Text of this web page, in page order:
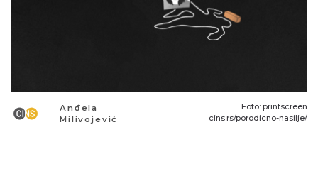
Anđela
Milivojević
Foto: printscreen
cins.rs/porodicno-nasilje/